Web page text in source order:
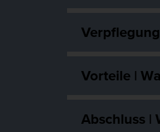
Vorteile |
Abschluss |